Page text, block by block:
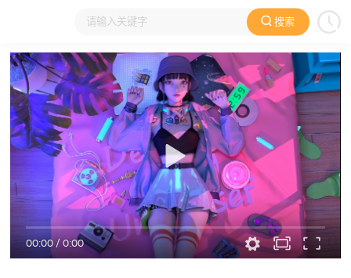
搜索
大家在看 日本动漫 国产动漫 欧美动漫 动漫电影
00:00/0:00